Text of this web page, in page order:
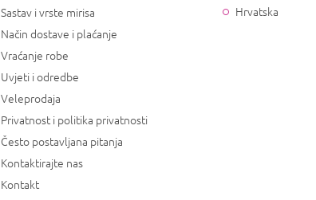
Sastav i vrste mirisa
Način dostave i plaćanje
Vraćanje robe
Uvjeti i odredbe
Veleprodaja
Privatnost i politika privatnosti
Često postavljana pitanja
Kontaktirajte nas
Kontakt
Hrvatska